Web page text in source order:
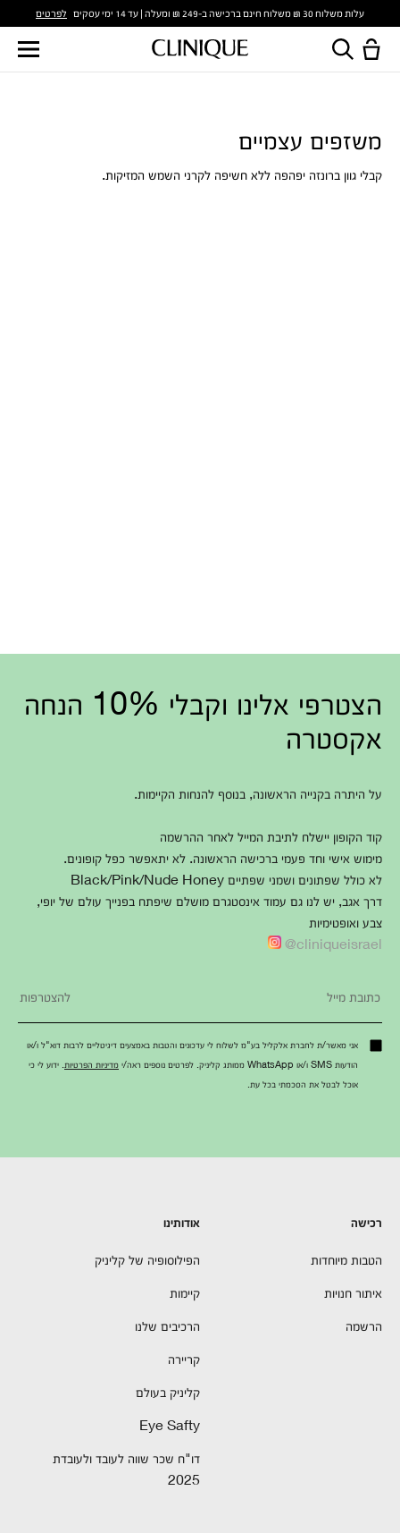
עלות משלוח 30 ₪ משלוח חינם ברכישה ב-249 ₪ ומעלה | עד 14 ימי עסקים לפרטים
משזפים עצמיים
קבלי גוון ברונזה יפהפה ללא חשיפה לקרני השמש המזיקות.
הצטרפי אלינו וקבלי 10% הנחה
אקסטרה
על היתרה בקנייה הראשונה, בנוסף להנחות הקיימות.
קוד הקופון יישלח לתיבת המייל לאחר ההרשמה
מימוש אישי וחד פעמי ברכישה הראשונה. לא יתאפשר כפל קופונים.
לא כולל שפתונים ושמני שפתיים Black/Pink/Nude Honey
דרך אגב, יש לנו גם עמוד אינסטגרם מושלם שיפתח בפנייך עולם של יופי,
צבע ואופטימיות
cliniqueisrael@
אני מאשר/ת לחברת אלקליל בע"מ לשלוח לי עדכונים והטבות באמצעים דיגיטליים לרבות דוא"ל ו/או
הודעות SMS ו/או WhatsApp ממותג קליניק. לפרטים נוספים ראה/י
מדיניות הפרטיות . ידוע לי כי
אוכל לבטל את הסכמתי בכל עת.
רכישה
הטבות מיוחדות
איתור חנויות
הרשמה
אודותינו
הפילוסופיה של קליניק
קיימות
הרכיבים שלנו
קריירה
קליניק בעולם
Eye Safty
דו"ח שכר שווה לעובד ולעובדת
2025